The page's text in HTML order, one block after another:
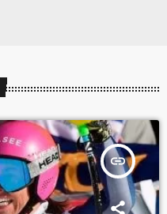
insert_link